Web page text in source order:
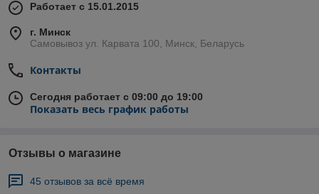
Работает с 15.01.2015
г. Минск
Самовывоз ул. Карвата 100, Минск, Беларусь
Контакты
Сегодня работает с 09:00 до 19:00
Показать весь график работы
Отзывы о магазине
45 отзывов за всё время